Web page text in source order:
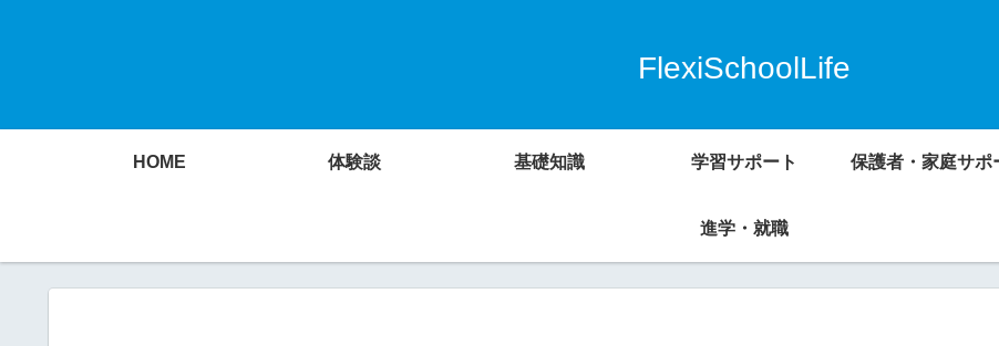
FlexiSchoolLife
HOME 体験談 基礎知識 学習サポート 保護者・家庭サポ
進学・就職